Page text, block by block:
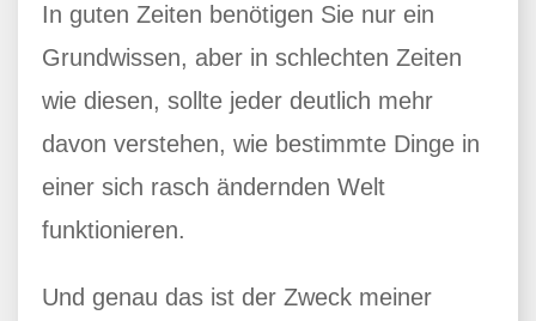
In guten Zeiten benötigen Sie nur ein
Grundwissen, aber in schlechten Zeiten
wie diesen, sollte jeder deutlich mehr
davon verstehen, wie bestimmte Dinge in
einer sich rasch ändernden Welt
funktionieren.
Und genau das ist der Zweck meiner